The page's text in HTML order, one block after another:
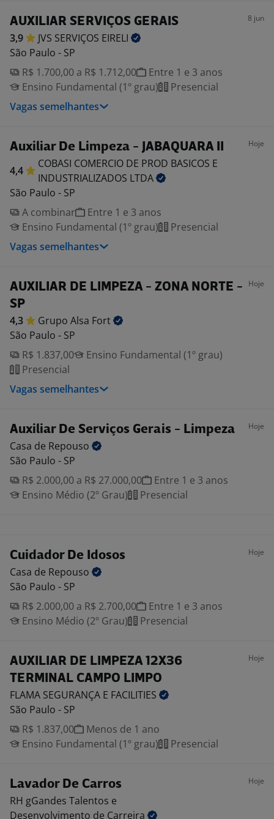
AUXILIAR SERVIÇOS GERAIS 8 jun
3,9 JVS SERVIÇOS EIRELI
São Paulo - SP
R$ 1.700,00 a R$ 1.712,00
Entre 1 e 3 anos
Ensino Fundamental (1º grau)
Presencial
Vagas semelhantes
Auxiliar De Limpeza - JABAQUARA II Hoje
4,4
COBASI COMERCIO DE PROD BASICOS E
INDUSTRIALIZADOS LTDA
São Paulo - SP
A combinar
Entre 1 e 3 anos
Ensino Fundamental (1º grau)
Presencial
Vagas semelhantes
AUXILIAR DE LIMPEZA - ZONA NORTE -
SP
Hoje
4,3 Grupo Alsa Fort
São Paulo - SP
R$ 1.837,00
Ensino Fundamental (1º grau)
Presencial
Vagas semelhantes
Auxiliar De Serviços Gerais - Limpeza Hoje
Casa de Repouso
São Paulo - SP
R$ 2.000,00 a R$ 27.000,00
Entre 1 e 3 anos
Ensino Médio (2º Grau)
Presencial
Cuidador De Idosos Hoje
Casa de Repouso
São Paulo - SP
R$ 2.000,00 a R$ 2.700,00
Entre 1 e 3 anos
Ensino Médio (2º Grau)
Presencial
AUXILIAR DE LIMPEZA 12X36
TERMINAL CAMPO LIMPO
Hoje
FLAMA SEGURANÇA E FACILITIES
São Paulo - SP
R$ 1.837,00
Menos de 1 ano
Ensino Fundamental (1º grau)
Presencial
Lavador De Carros Hoje
RH gGandes Talentos e
Desenvolvimento de Carreira